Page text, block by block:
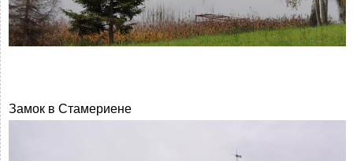
Замок в Стамериене